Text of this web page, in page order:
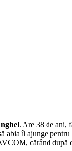
. Are 38 de ani,
abia îi ajunge
cărând după